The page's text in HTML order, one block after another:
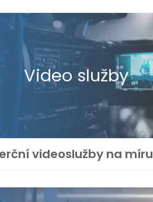
Video služby
videoslužby na míru